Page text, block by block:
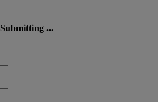
Submitting ...